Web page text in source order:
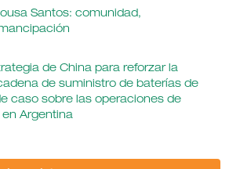
Santos: comunidad,
de China para reforzar la
de suministro de baterías de
caso sobre las operaciones de
Argentina